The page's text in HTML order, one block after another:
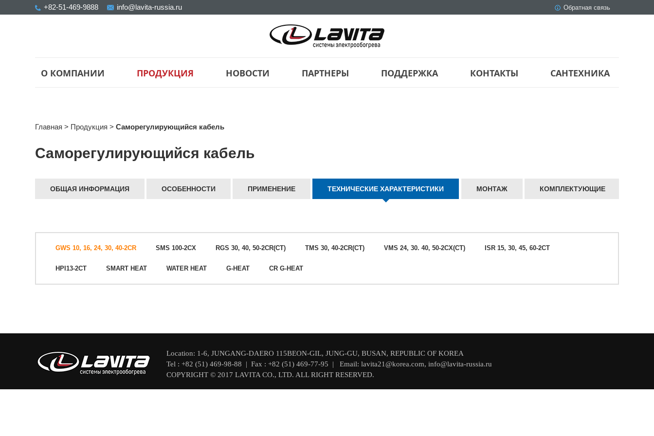
+82-51-469-9888 info@lavita-russia.ru Обратная связь
О КОМПАНИИ ПРОДУКЦИЯ НОВОСТИ ПАРТНЕРЫ ПОДДЕРЖКА КОНТАКТЫ САНТЕХНИКА
Главная > Продукция > Саморегулирующийся кабель
Саморегулирующийся кабель
ОБЩАЯ ИНФОРМАЦИЯ ОСОБЕННОСТИ ПРИМЕНЕНИЕ ТЕХНИЧЕСКИЕ ХАРАКТЕРИСТИКИ МОНТАЖ КОМПЛЕКТУЮЩИЕ
GWS 10, 16, 24, 30, 40-2CR SMS 100-2CX RGS 30, 40, 50-2CR(CT) TMS 30, 40-2CR(CT) VMS 24, 30. 40, 50-2CX(CT) ISR 15, 30, 45, 60-2CT
HPI13-2CT SMART HEAT WATER HEAT G-HEAT CR G-HEAT
Location: 1-6, JUNGANG-DAERO 115BEON-GIL, JUNG-GU, BUSAN, REPUBLIC OF KOREA
Tel : +82 (51) 469-98-88 | Fax : +82 (51) 469-77-95 | Email: lavita21@korea.com, info@lavita-russia.ru
COPYRIGHT © 2017 LAVITA CO., LTD. ALL RIGHT RESERVED.